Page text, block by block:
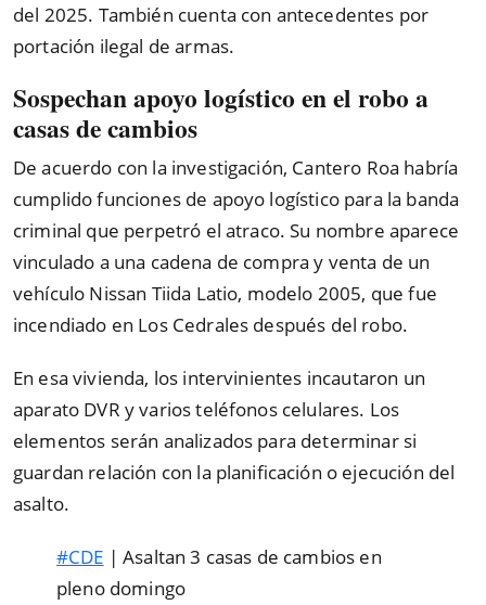
del 2025. También cuenta con antecedentes por
portación ilegal de armas.
Sospechan apoyo logístico en el robo a
casas de cambios
De acuerdo con la investigación, Cantero Roa habría
cumplido funciones de apoyo logístico para la banda
criminal que perpetró el atraco. Su nombre aparece
vinculado a una cadena de compra y venta de un
vehículo Nissan Tiida Latio, modelo 2005, que fue
incendiado en Los Cedrales después del robo.
En esa vivienda, los intervinientes incautaron un
aparato DVR y varios teléfonos celulares. Los
elementos serán analizados para determinar si
guardan relación con la planificación o ejecución del
asalto.
#CDE | Asaltan 3 casas de cambios en
pleno domingo